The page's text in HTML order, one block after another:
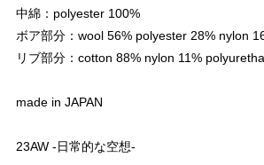
中綿：polyester 100%
ボア部分：wool 56% polyester 28% nylon
リブ部分：cotton 88% nylon 11%
made in JAPAN
23AW -日常的な空想-